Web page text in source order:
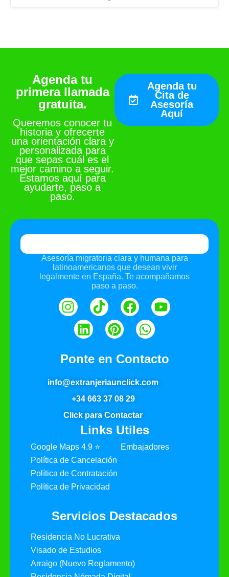
Agenda tu
primera llamada
gratuita.
Queremos conocer tu
historia y ofrecerte
una orientación clara y
personalizada para
que sepas cuál es el
mejor camino a seguir.
Estamos aquí para
ayudarte, paso a
paso.
Agenda tu
Cita de
Asesoría
Aquí
Asesoría migratoria clara y humana para
latinoamericanos que desean vivir
legalmente en España. Te acompañamos
paso a paso.
Ponte en Contacto
info@extranjeriaunclick.com
+34 663 37 08 29
Click para Contactar
Links Utiles
Google Maps 4.9 ⭐
Embajadores
Política de Cancelación
Política de Contratación
Política de Privacidad
Servicios Destacados
Residencia No Lucrativa
Visado de Estudios
Arraigo (Nuevo Reglamento)